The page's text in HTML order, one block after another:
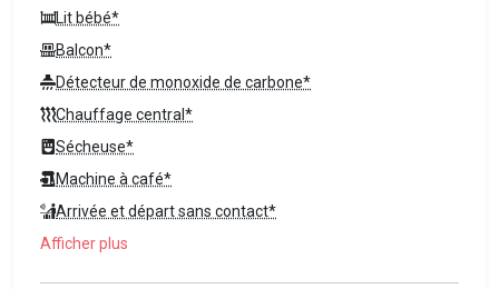
Lit bébé*
Balcon*
Détecteur de monoxide de carbone*
Chauffage central*
Sécheuse*
Machine à café*
Arrivée et départ sans contact*
Afficher plus